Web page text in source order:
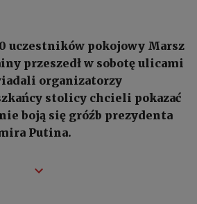
uczestników pokojowy Marsz
przeszedł w sobotę ulicami
organizatorzy
stolicy chcieli pokazać
boją się gróźb prezydenta
Putina.